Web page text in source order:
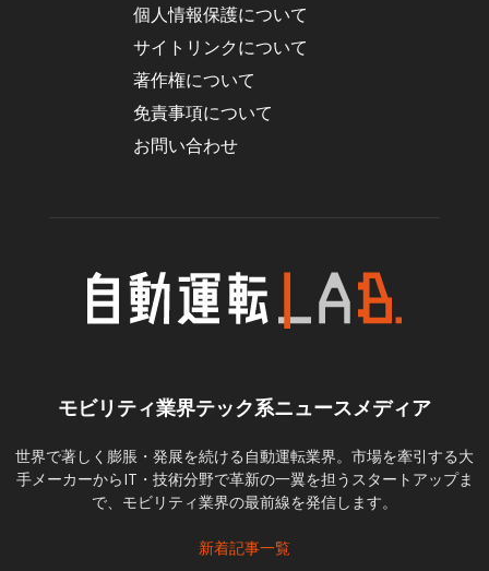
個人情報保護について
サイトリンクについて
著作権について
免責事項について
お問い合わせ
モビリティ業界テック系ニュースメディア
世界で著しく膨脹・発展を続ける自動運転業界。市場を牽引する大
手メーカーからIT・技術分野で革新の一翼を担うスタートアップま
で、モビリティ業界の最前線を発信します。
新着記事一覧